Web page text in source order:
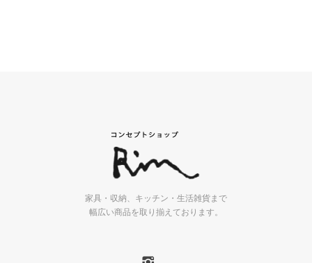
家具・収納、キッチン・生活雑貨まで
幅広い商品を取り揃えております。